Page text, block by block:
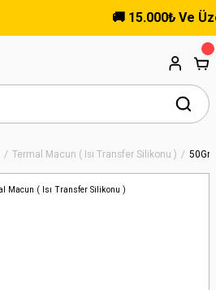
🚚 15.000₺ Ve
Termal Macun ( Isı Transfer Silikonu ) 50Gr